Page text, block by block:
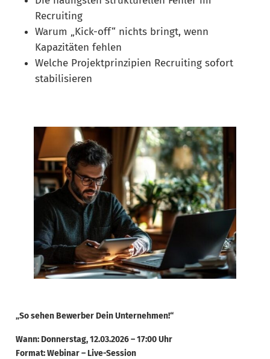
Recruiting
Warum „Kick-off“ nichts bringt, wenn
Kapazitäten fehlen
Welche Projektprinzipien Recruiting sofort
stabilisieren
„So sehen Bewerber Dein Unternehmen!“
Wann: Donnerstag, 12.03.2026 – 17:00 Uhr
Format: Webinar – Live-Session